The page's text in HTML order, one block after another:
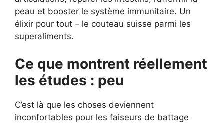
peau et booster le système immunitaire. Un
élixir pour tout – le couteau suisse parmi les
superaliments.
Ce que montrent réellement
les études : peu
C’est là que les choses deviennent
inconfortables pour les faiseurs de battage